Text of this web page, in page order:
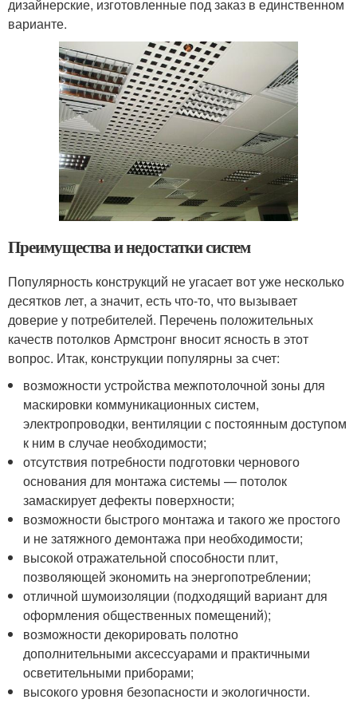
дизайнерские, изготовленные под заказ в единственном
варианте.
Преимущества и недостатки систем
Популярность конструкций не угасает вот уже несколько
десятков лет, а значит, есть что-то, что вызывает
доверие у потребителей. Перечень положительных
качеств потолков Армстронг вносит ясность в этот
вопрос. Итак, конструкции популярны за счет:
возможности устройства межпотолочной зоны для
маскировки коммуникационных систем,
электропроводки, вентиляции с постоянным доступом
к ним в случае необходимости;
отсутствия потребности подготовки чернового
основания для монтажа системы — потолок
замаскирует дефекты поверхности;
возможности быстрого монтажа и такого же простого
и не затяжного демонтажа при необходимости;
высокой отражательной способности плит,
позволяющей экономить на энергопотреблении;
отличной шумоизоляции (подходящий вариант для
оформления общественных помещений);
возможности декорировать полотно
дополнительными аксессуарами и практичными
осветительными приборами;
высокого уровня безопасности и экологичности.